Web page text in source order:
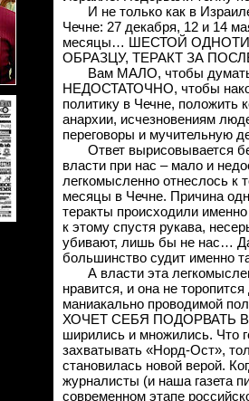
И не только как в
Чечне: 27 декабря, 12 и
месяцы… ШЕСТОЙ
ОБРАЗЦУ, ТЕРАКТ ЗА
Вам МАЛО, чтобы думать
НЕДОСТАТОЧНО, чтобы
политику в Чечне, положить
анархии, исчезновениям
переговоры и мучительную
Ответ вырисовывается
власти при нас – мало и
легкомысленно отнеслось к
месяцы в Чечне. Причина
теракты происходили
к этому спустя рукава,
убивают, лишь бы не нас…
большинство судит именно
А власти эта
нравится, и она не
маниакально проводимой
ХОЧЕТ СЕБЯ ПОДОРВАТЬ В
ширились и множились. Что
захватывать «Норд-Ост»,
становилась новой верой.
журналисты (и наша газета
современном этапе